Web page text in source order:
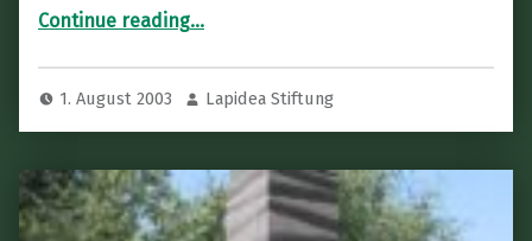
Continue reading…
1. August 2003 Lapidea Stiftung